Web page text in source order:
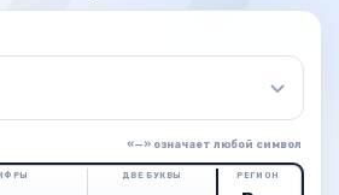
«—» означает любой символ
ДВЕ БУКВЫ РЕГИОН